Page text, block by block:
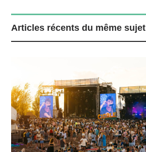
Articles récents du même sujet